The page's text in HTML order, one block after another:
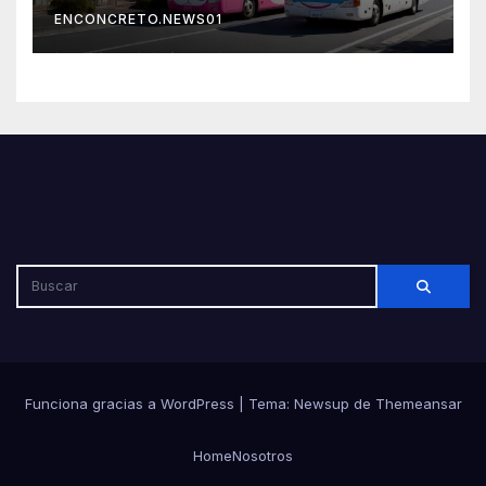
ENCONCRETO.NEWS01
Funciona gracias a WordPress Tema: Newsup de Themeansar
HomeNosotros